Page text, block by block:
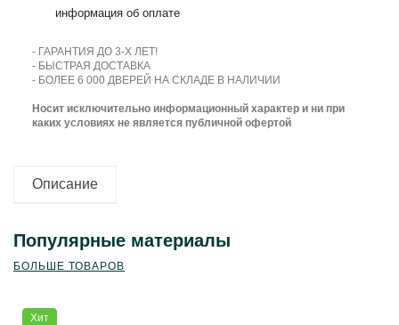
информация об оплате
- ГАРАНТИЯ ДО 3-Х ЛЕТ!
- БЫСТРАЯ ДОСТАВКА
- БОЛЕЕ 6 000 ДВЕРЕЙ НА СКЛАДЕ В НАЛИЧИИ
Носит исключительно информационный характер и ни при
каких условиях не является публичной офертой
Описание
Популярные материалы
БОЛЬШЕ ТОВАРОВ
Хит